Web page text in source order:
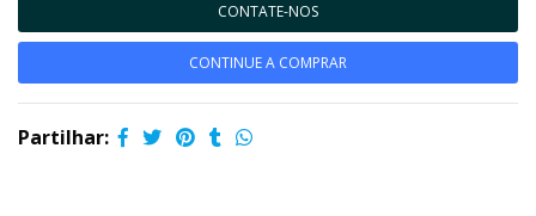
CONTATE-NOS
CONTINUE A COMPRAR
Partilhar: